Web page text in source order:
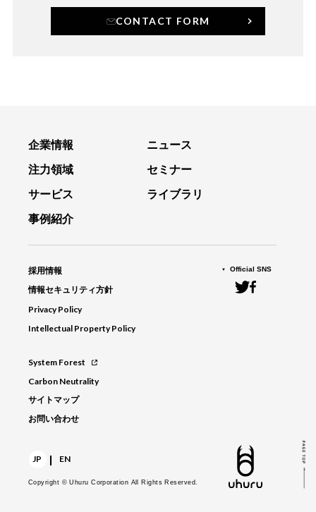
CONTACT FORM
企業情報
注力領域
サービス
事例紹介
ニュース
セミナー
ライブラリ
採用情報
情報セキュリティ方針
Privacy Policy
Intellectual Property Policy
System Forest
Carbon Neutrality
サイトマップ
お問い合わせ
Official SNS
JP | EN
Copyright © Uhuru Corporation All Rights Reserved.